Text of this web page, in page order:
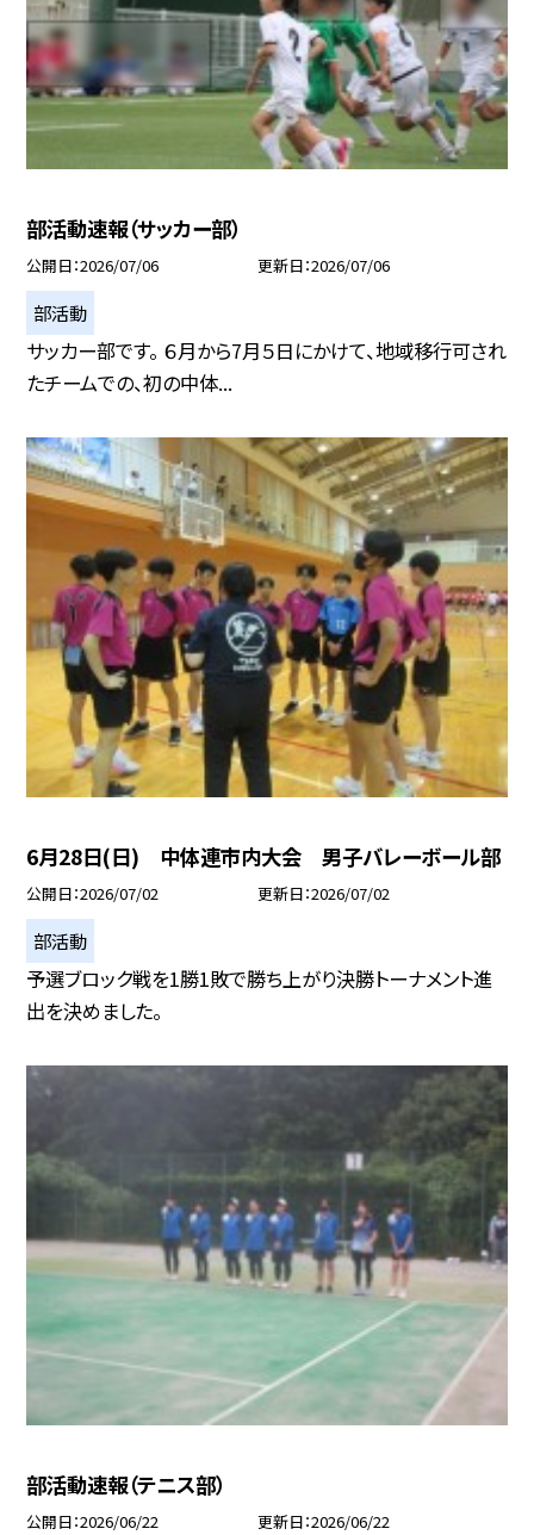
部活動速報（サッカー部）
公開日 2026/07/06 更新日 2026/07/06
部活動
サッカー部です。 ６月から7月５日にかけて、地域移行可され
たチームでの、初の中体...
6月28日(日) 中体連市内大会 男子バレーボール部
公開日 2026/07/02 更新日 2026/07/02
部活動
予選ブロック戦を1勝1敗で勝ち上がり決勝トーナメント進
出を決めました。
部活動速報（テニス部）
公開日 2026/06/22 更新日 2026/06/22